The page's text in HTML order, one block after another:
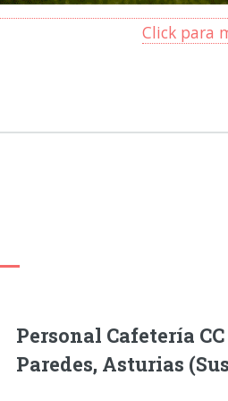
Click para
Personal Cafetería
Paredes, Asturias